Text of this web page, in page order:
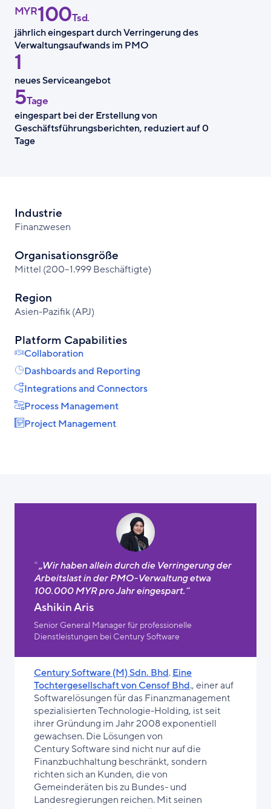
MYR100Tsd.
jährlich eingespart durch Verringerung des
Verwaltungsaufwands im PMO
1
neues Serviceangebot
5Tage
eingespart bei der Erstellung von
Geschäftsführungsberichten, reduziert auf 0
Tage
Industrie
Finanzwesen
Organisationsgröße
Mittel (200–1.999 Beschäftigte)
Region
Asien-Pazifik (APJ)
Platform Capabilities
Collaboration
Dashboards and Reporting
Integrations and Connectors
Process Management
Project Management
„Wir haben allein durch die Verringerung der
Arbeitslast in der PMO-Verwaltung etwa
100.000 MYR pro Jahr eingespart.“
Ashikin Aris
Senior General Manager für professionelle
Dienstleistungen bei Century Software
Century Software (M) Sdn. Bhd.Eine
Tochtergesellschaft von Censof Bhd., einer auf
Softwarelösungen für das Finanzmanagement
spezialisierten Technologie-Holding, ist seit
ihrer Gründung im Jahr 2008 exponentiell
gewachsen. Die Lösungen von
Century Software sind nicht nur auf die
Finanzbuchhaltung beschränkt, sondern
richten sich an Kunden, die von
Gemeinderäten bis zu Bundes- und
Landesregierungen reichen. Mit seinen